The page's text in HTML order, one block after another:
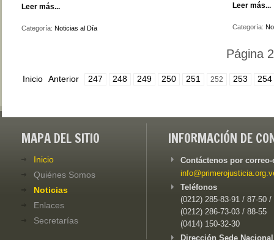
Leer más...
Categoría: Noticias al Día
Leer más...
Categoría:
Página
Inicio Anterior 247 248 249 250 251 252 253 254
MAPA DEL SITIO
Inicio
Quiénes Somos
Noticias
Enlaces
Secretarías
INFORMACIÓN DE
Contáctenos por
Teléfonos
(0212) 285-83-91 / 87-50 /
(0212) 286-73-03 / 88-55
(0414) 150-32-30
Dirección Sede